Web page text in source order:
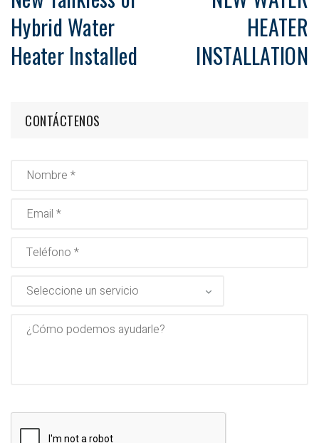
Hybrid Water
Heater Installed
HEATER
INSTALLATION
CONTÁCTENOS